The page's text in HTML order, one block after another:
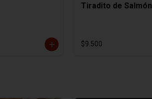
Tiradito de Salmón
$9.500